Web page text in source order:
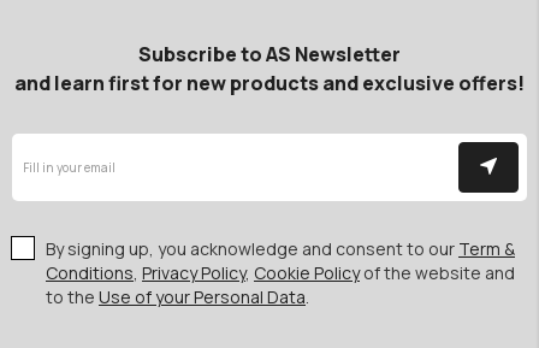
Subscribe to AS Newsletter
and learn first for new products and exclusive offers!
By signing up, you acknowledge and consent to our Term &
Conditions, Privacy Policy, Cookie Policyof the website and
to the Use of your Personal Data.